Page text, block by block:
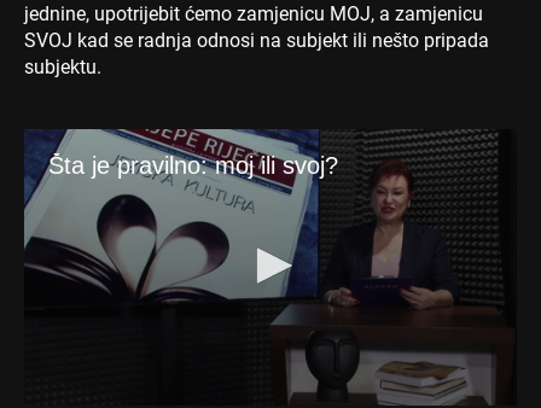
jednine, upotrijebit ćemo zamjenicu MOJ, a zamjenicu
SVOJ kad se radnja odnosi na subjekt ili nešto pripada
subjektu.